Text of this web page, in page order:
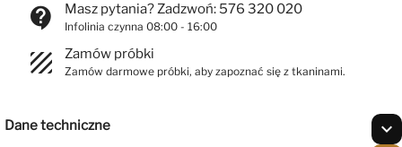
contact_support Masz pytania? Zadzwoń: 576 320 020
Infolinia czynna 08:00 - 16:00
texture Zamów próbki
Zamów darmowe próbki, aby zapoznać się z tkaninami.
Dane techniczne expand_more